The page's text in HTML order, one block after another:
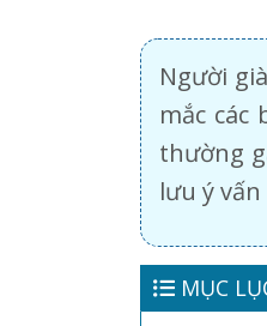
Người
mắc
thường
lưu ý
MỤC